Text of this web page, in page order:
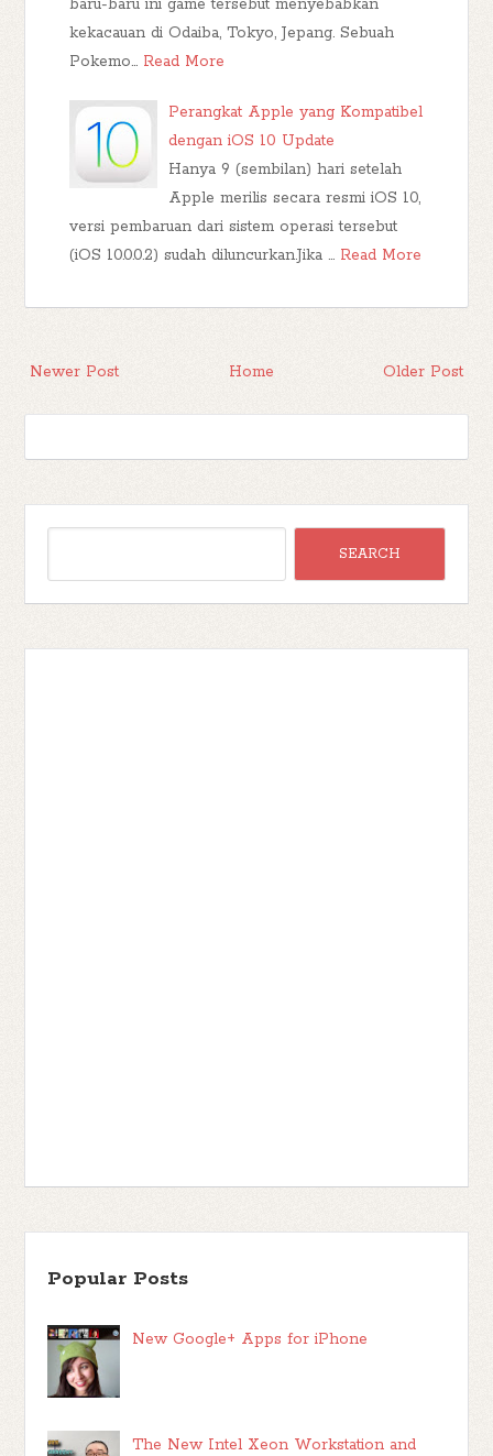
baru-baru ini game tersebut menyebabkan
kekacauan di Odaiba, Tokyo, Jepang. Sebuah
Pokemo… Read More
Perangkat Apple yang Kompatibel
dengan iOS 10 Update
Hanya 9 (sembilan) hari setelah
Apple merilis secara resmi iOS 10,
versi pembaruan dari sistem operasi tersebut
(iOS 10.0.0.2) sudah diluncurkan.Jika … Read More
Newer Post Older Post
Home
Popular Posts
New Google+ Apps for iPhone
The New Intel Xeon Workstation and